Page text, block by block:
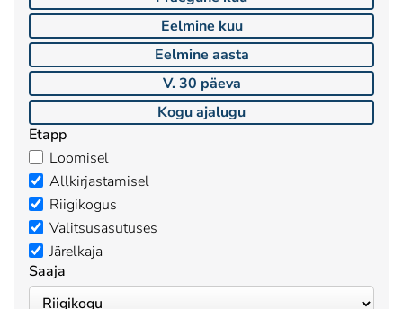
Eelmine kuu
Eelmine aasta
V. 30 päeva
Kogu ajalugu
Etapp
Loomisel
Allkirjastamisel
Riigikogus
Valitsusasutuses
Järelkaja
Saaja